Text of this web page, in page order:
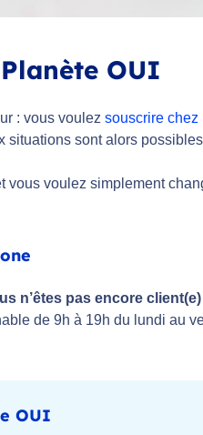
OUI
: vous voulez souscrire chez
situations sont alors
voulez simplement
n’êtes pas encore
de 9h à 19h du lundi au
OUI